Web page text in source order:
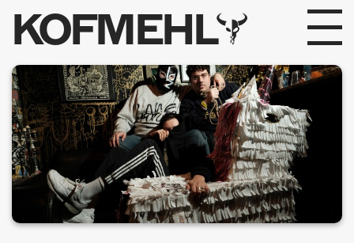
KOFMEHL
PROGRAMM
FABRIKGEFLÜSTER
GALERIE
FOTOGALERIE